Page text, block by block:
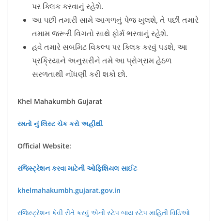
પર ક્લિક કરવાનું રહેશે.
આ પછી તમારી સામે આગળનું પેજ ખુલશે, તે પછી તમારે
તમામ જરૂરી વિગતો સાથે ફોર્મ ભરવાનું રહેશે.
હવે તમારે સબમિટ વિકલ્પ પર ક્લિક કરવું પડશે, આ
પ્રક્રિયાને અનુસરીને તમે આ પ્રોગ્રામ હેઠળ
સરળતાથી નોંધણી કરી શકો છો.
Khel Mahakumbh Gujarat
રમતો નું લિસ્ટ ચેક કરો અહીંથી
Official Website:
રજિસ્ટ્રેશન કરવા માટેની ઓફિશિયલ સાઈટ
khelmahakumbh.gujarat.gov.in
રજિસ્ટ્રેશન કેવી રીતે કરવું એની સ્ટેપ બાય સ્ટેપ માહિતી વિડિઓ